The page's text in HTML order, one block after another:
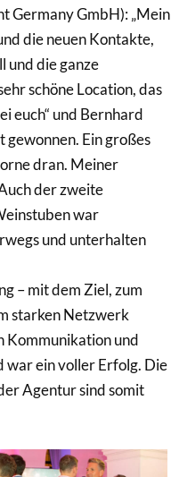
Germany GmbH): „Mein
die neuen Kontakte,
und die ganze
schöne Location, das
euch“ und Bernhard
gewonnen. Ein großes
dran. Meiner
der zweite
war
und unterhalten
– mit dem Ziel, zum
starken Netzwerk
Kommunikation und
war ein voller Erfolg. Die
Agentur sind somit